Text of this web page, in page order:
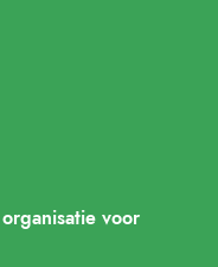
voor